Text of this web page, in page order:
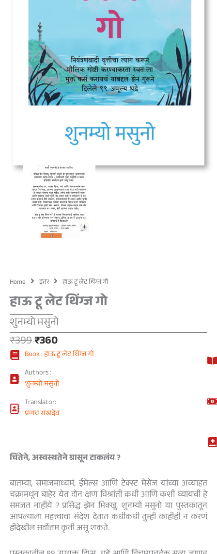
Home इतर हाऊ टू लेट थिंग्ज गो
हाऊ टू लेट थिंग्ज गो
शुनम्यो मसुनो
₹399Original
price
₹399.
₹360Current
price
is:
Book : हाऊ टू लेट थिंग्ज गो
Authors :
शुनम्यो मसुनो
Translator:
प्रणव सखदेव
चिंतेने, अस्वस्थतेने ग्रासून टाकलंय ?
बातम्या, समाजमाध्यमं, ईमेल्स आणि टेक्स्ट मेसेज यांच्या अव्याहत
चक्रामधून बाहेर येत दोन क्षण विश्रांती कधी आणि कशी घ्यायची हे
समजत नाहीये ? प्रसिद्ध झेन भिक्खू, शुनम्यो मसुनो या पुस्तकातून
आपल्याला महत्त्वाचा संदेश देतात कधीकधी तुम्ही काहीही न करणं
हीदेखील सर्वोत्तम कृती असू शकते.